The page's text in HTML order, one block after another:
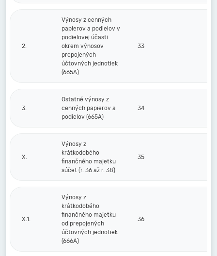
2.
Výnosy z cenných
papierov a podielov v
podielovej účasti
okrem výnosov
prepojených
účtovných jednotiek
(665A)
33
3.
Ostatné výnosy z
cenných papierov a
podielov (665A)
34
X.
Výnosy z
krátkodobého
finančného majetku
súčet (r. 36 až r. 38)
35
X.1.
Výnosy z
krátkodobého
finančného majetku
od prepojených
účtovných jednotiek
(666A)
36